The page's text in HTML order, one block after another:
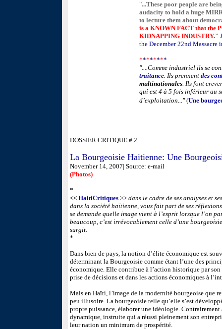
"...These poor people are
audacity to hold a huge
to lecture them about
is a KNOWN FACT that the
KIDNAPPING INDUSTRY."
the December 22nd Massacre
********
"....Comme industriel ils se
traitance. Ils prennent des
multinationales. Ils font
qui est 4 à 5 fois inférieur au
d’exploitation..."(Une
DOSSIER CRITIQUE # 2
La Bourgeoisie Haitienne: Une
November 14, 2007| Source: e-mail
(Photos)
*
<< HaitiCritiques >> dans le cadre de ses analyses et
dans la société haïtienne, vous fait part de ses
se demande quelle image vient à l’esprit lorsque l’on
beaucoup, c’est irrévocablement celle d’une
surgit.
*
Dans bien de pays, la notion d’élite économique est
déterminant la Bourgeoisie comme étant l’une des
économique. Elle contribue à l’action historique par son
prise de décisions et dans les actions économiques à
Mais en Haïti, l’image de la modernité bourgeoise que
peu illusoire. La bourgeoisie telle qu’elle s’est
propre puissance, élaborer une idéologie. Contrairement
dynamique, instruite qui a réussi pleinement son
leur nation un minimum de prospérité.